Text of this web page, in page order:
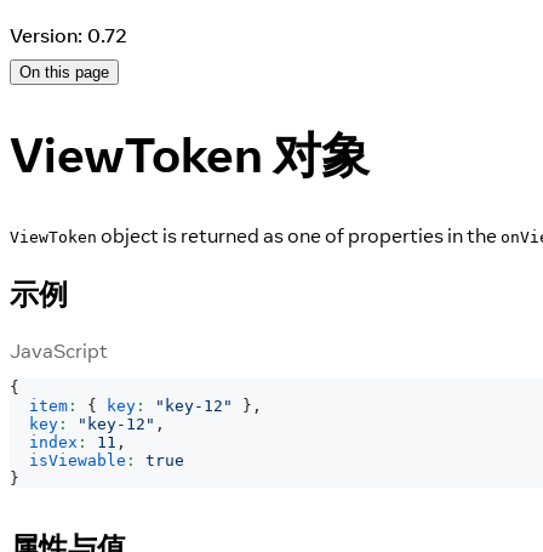
Version: 0.72
On this page
ViewToken 对象
ViewToken object is returned as one of properties in the
示例
JavaScript
{
item : { key : "key-12" } ,
key : "key-12" ,
index : 11 ,
isViewable :
true
}